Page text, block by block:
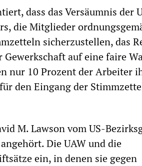
dass das Versäumnis der
die Mitglieder
sicherzustellen, das
auf eine faire
nur 10 Prozent der Arbeiter
den Eingang der
M. Lawson vom US-
Die UAW und die
ein, in denen sie gegen